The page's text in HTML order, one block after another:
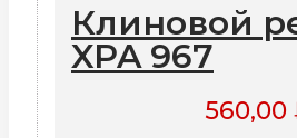
Клиновой
XPA 967
560,00